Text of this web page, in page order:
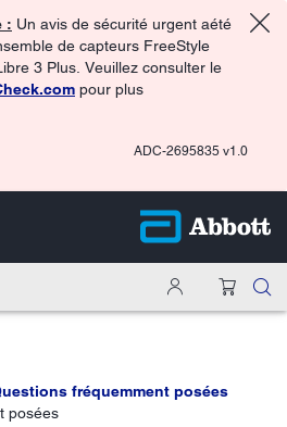
: Un avis de sécurité urgent aété
de capteurs FreeStyle
3 Plus. Veuillez consulter le
pour plus
ADC-2695835 v1.0
fréquemment posées
posées